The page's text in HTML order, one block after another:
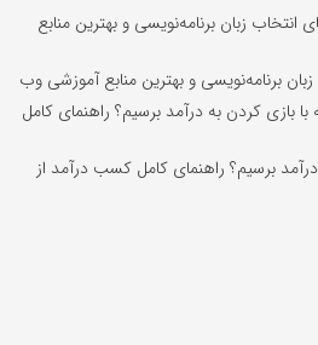
انتخاب زبان برنامه‌نویسی و بهترین منابع
برنامه‌نویسی و بهترین منابع آموزشی وب
با بازی کردن به درآمد برسیم؟ راهنمای کامل
برسیم؟ راهنمای کامل کسب درآمد از